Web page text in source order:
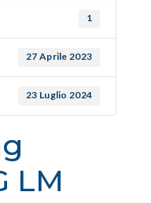
1
27 Aprile 2023
23 Luglio 2024
LM